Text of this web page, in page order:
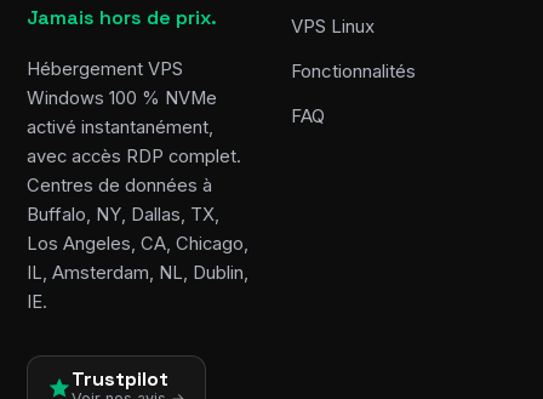
Jamais hors de prix.
Hébergement VPS
Windows 100 % NVMe
activé instantanément,
avec accès RDP complet.
Centres de données à
Buffalo, NY, Dallas, TX,
Los Angeles, CA, Chicago,
IL, Amsterdam, NL, Dublin,
IE.
Trustpilot
VPS Linux
Fonctionnalités
FAQ